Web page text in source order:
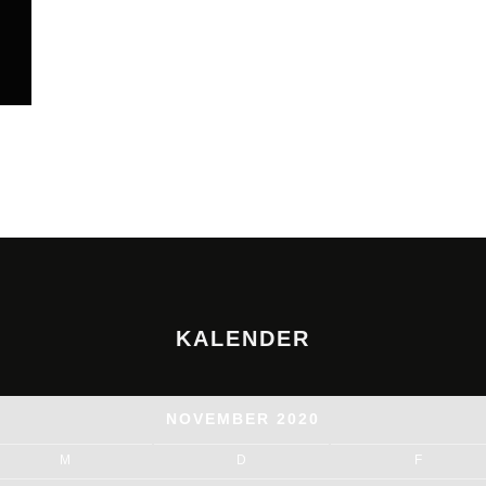
KALENDER
NOVEMBER 2020
M D F